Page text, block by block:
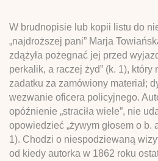
W brudnopisie lub kopii listu do
„najdroższej pani” Marja
zdążyła pożegnać jej przed
perkalik, a raczej żyd” (k. 1), który
zadatku za zamówiony materiał;
wezwanie oficera policyjnego.
opóźnienie „straciła wiele”, nie
opowiedzieć „żywym głosem o b.
1). Chodzi o niespodziewaną
od kiedy autorka w 1862 roku